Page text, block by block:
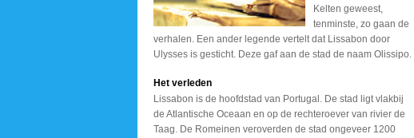
Kelten geweest,
tenminste, zo gaan de
verhalen. Een ander legende vertelt dat Lissabon door
Ulysses is gesticht. Deze gaf aan de stad de naam Olissipo.
Het verleden
Lissabon is de hoofdstad van Portugal. De stad ligt vlakbij
de Atlantische Oceaan en op de rechteroever van rivier de
Taag. De Romeinen veroverden de stad ongeveer 1200